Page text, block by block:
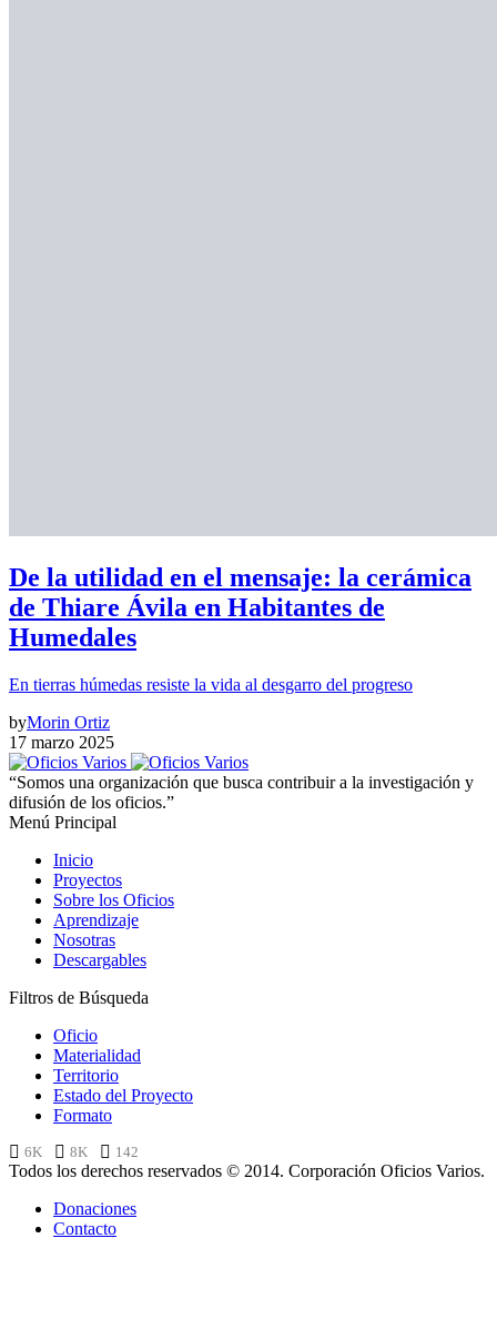
De la utilidad en el mensaje: la cerámica
de Thiare Ávila en Habitantes de
Humedales
En tierras húmedas resiste la vida al desgarro del progreso
byMorin Ortiz
17 marzo 2025
“Somos una organización que busca contribuir a la investigación y
difusión de los oficios.”
Menú Principal
Inicio
Proyectos
Sobre los Oficios
Aprendizaje
Nosotras
Descargables
Filtros de Búsqueda
Oficio
Materialidad
Territorio
Estado del Proyecto
Formato
6K 8K 142
Todos los derechos reservados © 2014. Corporación Oficios Varios.
Donaciones
Contacto